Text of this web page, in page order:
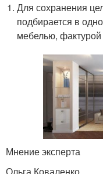
Для сохранения
подбирается в
мебелью,
Мнение эксперта
Ольга Коваленко